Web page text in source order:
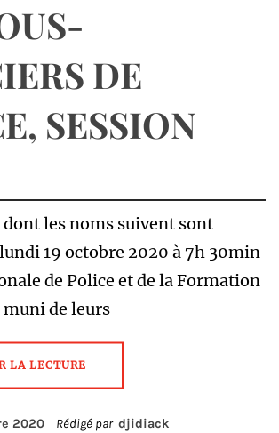
DE
SESSION
dont les noms suivent sont
19 octobre 2020 à 7h 30min
de Police et de la Formation
de leurs
LA LECTURE
2020 Rédigé par djidiack